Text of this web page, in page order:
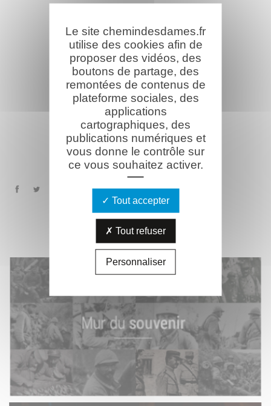
MÉMORIALVIRTUEL
Le site chemindesdames.fr
utilise des cookies afin de
proposer des vidéos, des
boutons de partage, des
remontées de contenus de
plateforme sociales, des
applications
cartographiques, des
publications numériques et
vous donne le contrôle sur
ce vous souhaitez activer.
Tout accepter
Tout refuser
Personnaliser